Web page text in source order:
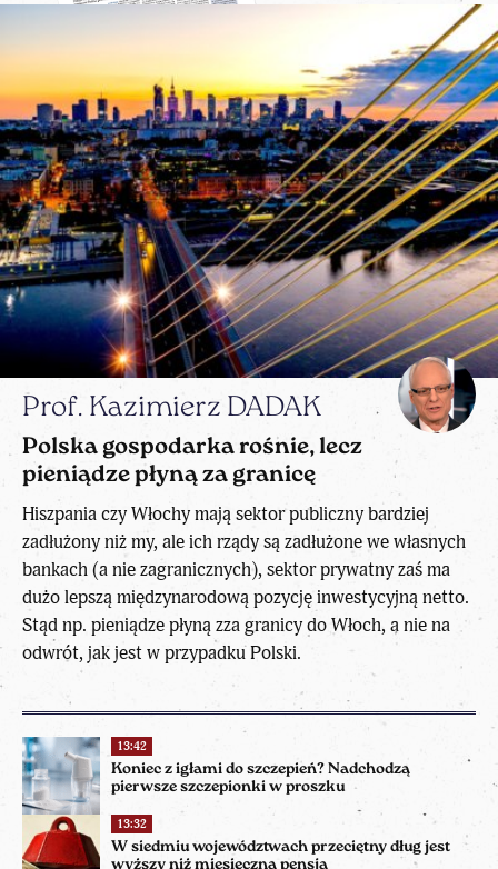
13:42
Koniec z igłami do szczepień? Nadchodzą
pierwsze szczepionki w proszku
13:32
W siedmiu województwach przeciętny dług jest
wyższy niż miesięczna pensja
Prof. Kazimierz DADAK
Polska gospodarka rośnie, lecz
pieniądze płyną za granicę
Hiszpania czy Włochy mają sektor publiczny bardziej
zadłużony niż my, ale ich rządy są zadłużone we własnych
bankach (a nie zagranicznych), sektor prywatny zaś ma
dużo lepszą międzynarodową pozycję inwestycyjną netto.
Stąd np. pieniądze płyną zza granicy do Włoch, a nie na
odwrót, jak jest w przypadku Polski.